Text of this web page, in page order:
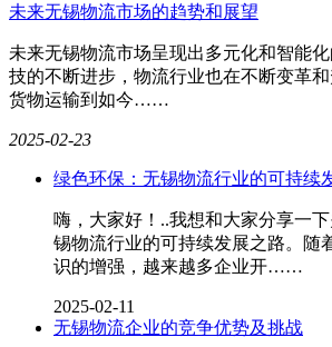
未来无锡物流市场的趋势和展望
未来无锡物流市场呈现出多元化和智能
技的不断进步，物流行业也在不断变革
货物运输到如今……
2025-02-23
绿色环保：无锡物流行业的可持续
嗨，大家好！..我想和大家分享一
锡物流行业的可持续发展之路。随
识的增强，越来越多企业开……
2025-02-11
无锡物流企业的竞争优势及挑战